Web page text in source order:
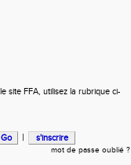
site FFA, utilisez la rubrique ci-
|
mot de passe oublié ?